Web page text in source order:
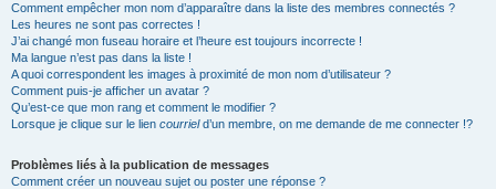
Comment empêcher mon nom d’apparaître dans la liste des membres connectés ?
Les heures ne sont pas correctes !
J’ai changé mon fuseau horaire et l’heure est toujours incorrecte !
Ma langue n’est pas dans la liste !
A quoi correspondent les images à proximité de mon nom d’utilisateur ?
Comment puis-je afficher un avatar ?
Qu’est-ce que mon rang et comment le modifier ?
Lorsque je clique sur le lien courrield’un membre, on me demande de me connecter !?
Problèmes liés à la publication de messages
Comment créer un nouveau sujet ou poster une réponse ?